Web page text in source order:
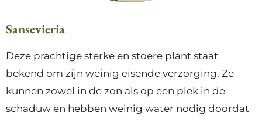
Sansevieria
Deze prachtige sterke en stoere plant staat
bekend om zijn weinig eisende verzorging. Ze
kunnen zowel in de zon als op een plek in de
schaduw en hebben weinig water nodig doordat